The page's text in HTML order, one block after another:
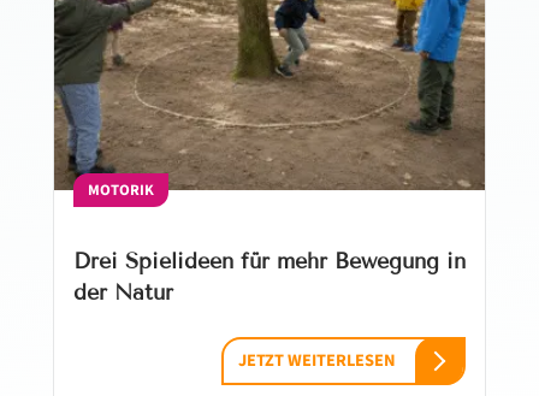
MOTORIK
Drei Spielideen für mehr Bewegung in
der Natur
JETZT WEITERLESEN